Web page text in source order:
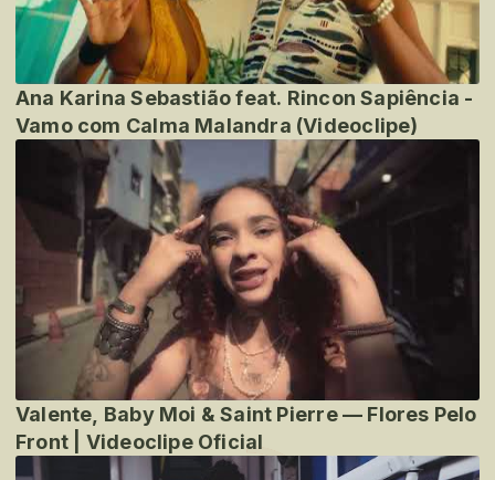
Ana Karina Sebastião feat. Rincon Sapiência -
Vamo com Calma Malandra (Videoclipe)
Valente, Baby Moi & Saint Pierre — Flores Pelo
Front | Videoclipe Oficial